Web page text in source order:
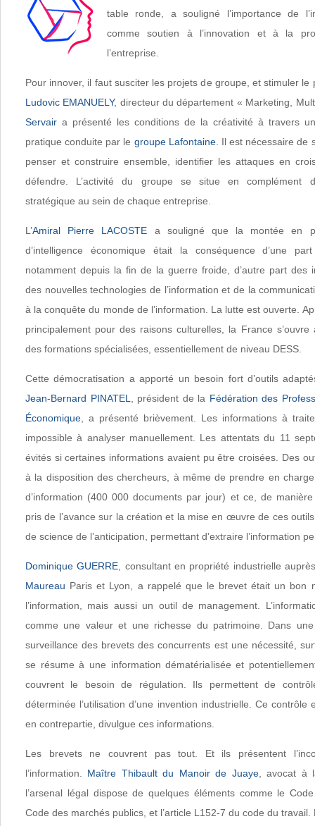
table ronde, a souligné l’importance de
comme soutien à l’innovation et à la
l’entreprise.
Pour innover, il faut susciter les projets de groupe, et stimuler le
Ludovic EMANUELY, directeur du département « Marketing,
Servair a présenté les conditions de la créativité à travers
pratique conduite par le groupe Lafontaine. Il est nécessaire de
penser et construire ensemble, identifier les attaques en
défendre. L’activité du groupe se situe en complément
stratégique au sein de chaque entreprise.
L’Amiral Pierre LACOSTE a souligné que la montée en
d’intelligence économique était la conséquence d’une
notamment depuis la fin de la guerre froide, d’autre part des
des nouvelles technologies de l’information et de la
à la conquête du monde de l’information. La lutte est ouverte.
principalement pour des raisons culturelles, la France
des formations spécialisées, essentiellement de niveau DESS.
Cette démocratisation a apporté un besoin fort d’outils
Jean-Bernard PINATEL
, président de la Fédération des
Économique , a présenté brièvement. Les informations à
impossible à analyser manuellement. Les attentats du 11
évités si certaines informations avaient pu être croisées. Des
à la disposition des chercheurs, à même de prendre en
d’information (400 000 documents par jour) et ce, de manière
pris de l’avance sur la création et la mise en œuvre de ces
de science de l’anticipation, permettant d’extraire l’information
Dominique GUERRE , consultant en propriété industrielle
Maureau Paris et Lyon, a rappelé que le brevet était un bon
l’information, mais aussi un outil de management.
comme une valeur et une richesse du patrimoine. Dans
surveillance des brevets des concurrents est une nécessité,
se résume à une information dématérialisée et
couvrent le besoin de régulation. Ils permettent de
déterminée l’utilisation d’une invention industrielle. Ce contrôle
en contrepartie, divulgue ces informations.
Les brevets ne couvrent pas tout. Et ils présentent
l’information. Maître Thibault du Manoir de Juaye, avocat à
l’arsenal légal dispose de quelques éléments comme le
Code des marchés publics, et l’article L152-7 du code du